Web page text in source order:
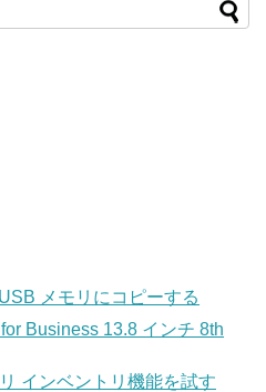
メモリにコピーする
Business 13.8 インチ 8th
インベントリ機能を試す